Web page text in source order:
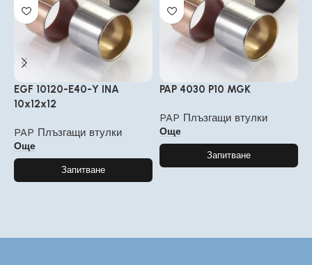
EGF 10120-E40-Y INA
10x12x12
PAP Плъзгащи втулки
Още
Запитване
PAP 4030 P10 MGK
PAP Плъзгащи втулки
Още
Запитване